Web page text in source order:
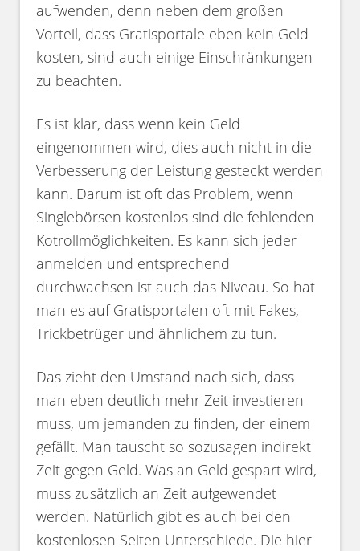
aufwenden, denn neben dem großen
Vorteil, dass Gratisportale eben kein Geld
kosten, sind auch einige Einschränkungen
zu beachten.
Es ist klar, dass wenn kein Geld
eingenommen wird, dies auch nicht in die
Verbesserung der Leistung gesteckt werden
kann. Darum ist oft das Problem, wenn
Singlebörsen kostenlos sind die fehlenden
Kotrollmöglichkeiten. Es kann sich jeder
anmelden und entsprechend
durchwachsen ist auch das Niveau. So hat
man es auf Gratisportalen oft mit Fakes,
Trickbetrüger und ähnlichem zu tun.
Das zieht den Umstand nach sich, dass
man eben deutlich mehr Zeit investieren
muss, um jemanden zu finden, der einem
gefällt. Man tauscht so sozusagen indirekt
Zeit gegen Geld. Was an Geld gespart wird,
muss zusätzlich an Zeit aufgewendet
werden. Natürlich gibt es auch bei den
kostenlosen Seiten Unterschiede. Die hier